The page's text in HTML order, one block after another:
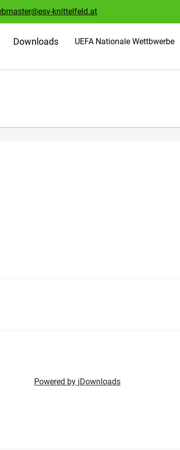
knittelfeld.at
Downloads UEFA Nationale Wettbwerbe
Powered by jDownloads